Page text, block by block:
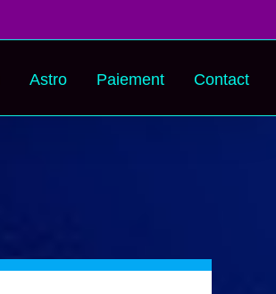
Astro Paiement Contact